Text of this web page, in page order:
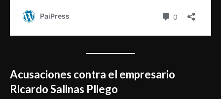
Acusaciones contra el empresario
Ricardo Salinas Pliego